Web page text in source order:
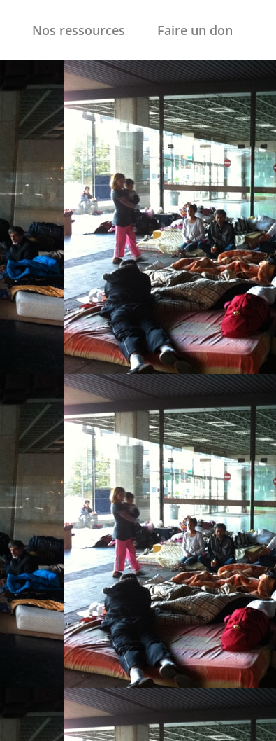
Nos ressources Faire un don